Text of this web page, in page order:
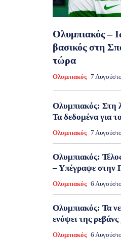
Ολυμπιακός –
βασικός στη
τώρα
Ολυμπιακός 7
Ολυμπιακός: Στη
Τα δεδομένα για
Ολυμπιακός 7
Ολυμπιακός:
– Υπέγραψε στην
Ολυμπιακός 6
Ολυμπιακός: Τα
ενόψει της
Ολυμπιακός 6